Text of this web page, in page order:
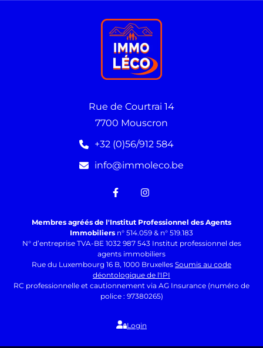
Rue de Courtrai 14
7700 Mouscron
+32 (0)56/912 584
info@immoleco.be
Membres agréés de l'Institut Professionnel des Agents
Immobiliers n° 514.059 & n° 519.183
N° d’entreprise TVA-BE 1032 987 543 Institut professionnel des
agents immobiliers
Rue du Luxembourg 16 B, 1000 Bruxelles Soumis au code
déontologique de l'IPI
RC professionnelle et cautionnement via AG Insurance (numéro de
police : 97380265)
Login